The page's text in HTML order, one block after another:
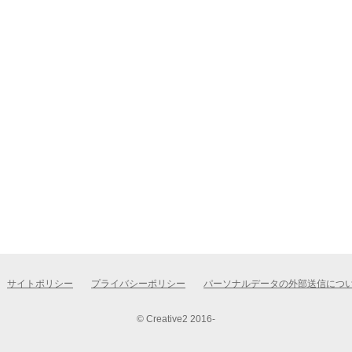
サイトポリシー プライバシーポリシー パーソナルデータの外部送信につ
© Creative2 2016-